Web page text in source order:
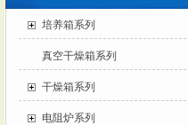
培养箱系列
真空干燥箱系列
干燥箱系列
电阻炉系列